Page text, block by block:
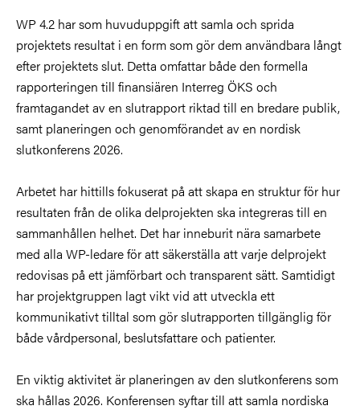
WP 4.2 har som huvuduppgift att samla och sprida
projektets resultat i en form som gör dem användbara långt
efter projektets slut. Detta omfattar både den formella
rapporteringen till finansiären Interreg ÖKS och
framtagandet av en slutrapport riktad till en bredare publik,
samt planeringen och genomförandet av en nordisk
slutkonferens 2026.
Arbetet har hittills fokuserat på att skapa en struktur för hur
resultaten från de olika delprojekten ska integreras till en
sammanhållen helhet. Det har inneburit nära samarbete
med alla WP-ledare för att säkerställa att varje delprojekt
redovisas på ett jämförbart och transparent sätt. Samtidigt
har projektgruppen lagt vikt vid att utveckla ett
kommunikativt tilltal som gör slutrapporten tillgänglig för
både vårdpersonal, beslutsfattare och patienter.
En viktig aktivitet är planeringen av den slutkonferens som
ska hållas 2026. Konferensen syftar till att samla nordiska